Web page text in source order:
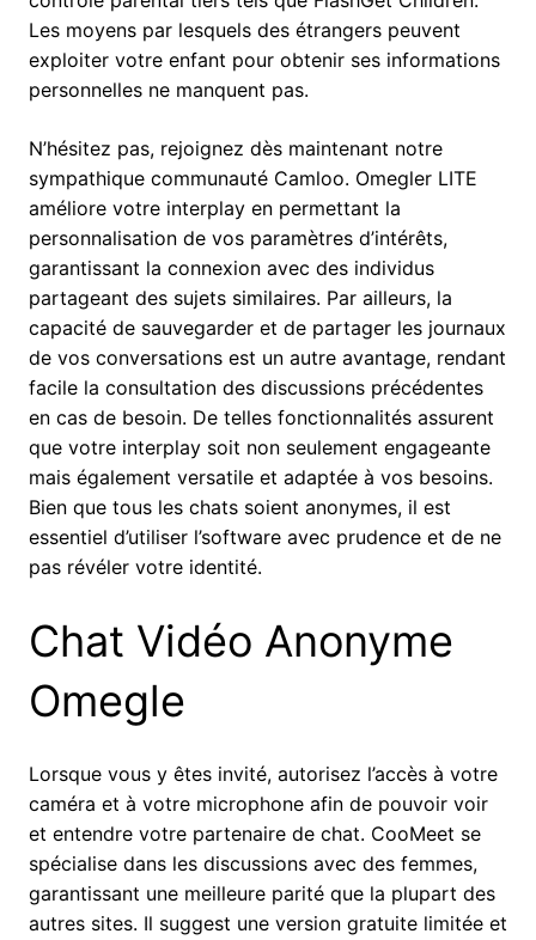
Les moyens par lesquels des étrangers peuvent
exploiter votre enfant pour obtenir ses informations
personnelles ne manquent pas.
N’hésitez pas, rejoignez dès maintenant notre
sympathique communauté Camloo. Omegler LITE
améliore votre interplay en permettant la
personnalisation de vos paramètres d’intérêts,
garantissant la connexion avec des individus
partageant des sujets similaires. Par ailleurs, la
capacité de sauvegarder et de partager les journaux
de vos conversations est un autre avantage, rendant
facile la consultation des discussions précédentes
en cas de besoin. De telles fonctionnalités assurent
que votre interplay soit non seulement engageante
mais également versatile et adaptée à vos besoins.
Bien que tous les chats soient anonymes, il est
essentiel d’utiliser l’software avec prudence et de ne
pas révéler votre identité.
Chat Vidéo Anonyme
Omegle
Lorsque vous y êtes invité, autorisez l’accès à votre
caméra et à votre microphone afin de pouvoir voir
et entendre votre partenaire de chat. CooMeet se
spécialise dans les discussions avec des femmes,
garantissant une meilleure parité que la plupart des
autres sites. Il suggest une version gratuite limitée et